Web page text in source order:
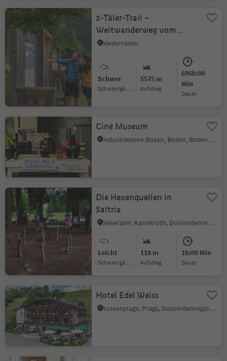
2-Täler-Trail –
Weitwanderweg vom
Defereggental ins
Niederrasen
Schwer
Schwierigkeitsgrad
5575 m
Aufstieg
696h:00
Min
Dauer
Ciné Museum
Industriezone Bozen, Bozen, Bozen und Umgebung
Die Hexenquellen in
Saltria
Seiseralm, Kastelruth, Dolomitenregion Seiser Alm
Leicht
Schwierigkeitsgrad
118 m
Aufstieg
1h:00 Min
Dauer
Hotel Edel.Weiss
Ausserprags, Prags, Dolomitenregion 3 Zinnen